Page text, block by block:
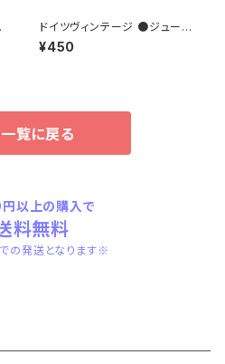
ドイツヴィンテージ ●ジュース
ラベル3枚組●vitacolaビタコ
ーラ
¥450
覧に戻る
以上の購入で
料無料
の発送となります※